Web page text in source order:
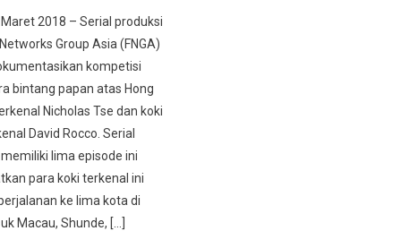
2018 – Serial produksi
Group Asia (FNGA)
kompetisi
bintang papan atas Hong
Nicholas Tse dan koki
David Rocco. Serial
lima episode ini
para koki terkenal ini
ke lima kota di
Macau, Shunde, […]